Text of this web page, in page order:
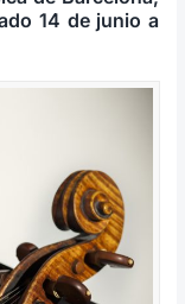
14 de junio a